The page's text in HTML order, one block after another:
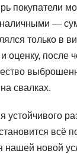
покупатели
—
только в
оценку,
свалках.
устойчивого
новой